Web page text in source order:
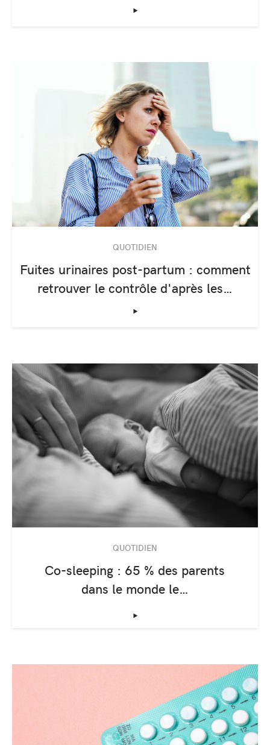
‣
QUOTIDIEN
Fuites urinaires post-partum : comment
retrouver le contrôle d'après les…
‣
QUOTIDIEN
Co-sleeping : 65 % des parents
dans le monde le…
‣